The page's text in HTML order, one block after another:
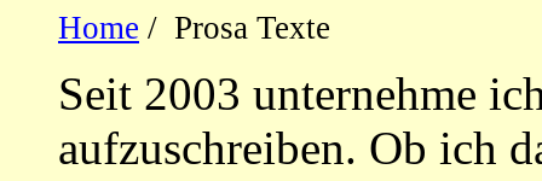
Home / Prosa Texte
Seit 2003 unternehme
aufzuschreiben. Ob ich